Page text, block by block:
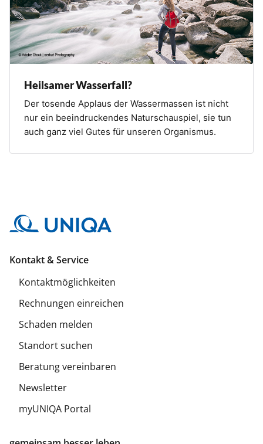
Heilsamer Wasserfall?
Der tosende Applaus der Wassermassen ist nicht
nur ein beeindruckendes Naturschauspiel, sie tun
auch ganz viel Gutes für unseren Organismus.
Kontakt & Service
Kontaktmöglichkeiten
Rechnungen einreichen
Schaden melden
Standort suchen
Beratung vereinbaren
Newsletter
myUNIQA Portal